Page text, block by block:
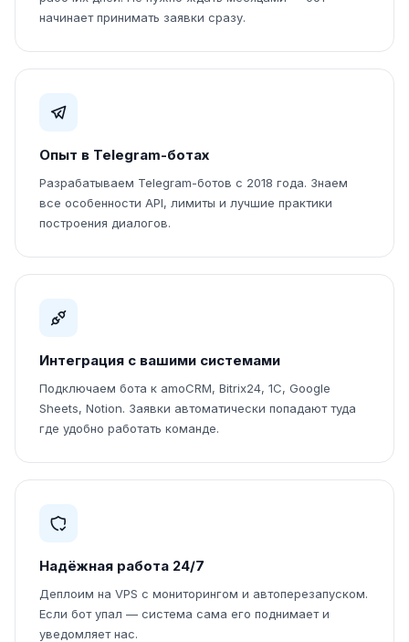
начинает принимать заявки сразу.
Опыт в Telegram-ботах
Разрабатываем Telegram-ботов с 2018 года. Знаем
все особенности API, лимиты и лучшие практики
построения диалогов.
Интеграция с вашими системами
Подключаем бота к amoCRM, Bitrix24, 1С, Google
Sheets, Notion. Заявки автоматически попадают туда
где удобно работать команде.
Надёжная работа 24/7
Деплоим на VPS с мониторингом и автоперезапуском.
Если бот упал — система сама его поднимает и
уведомляет нас.